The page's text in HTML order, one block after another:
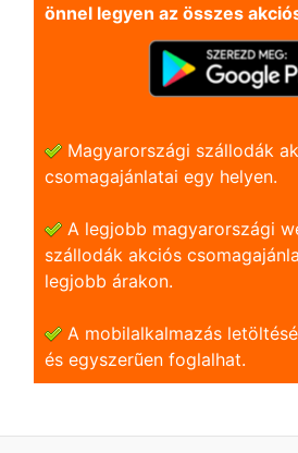
önnel legyen az összes
Magyarországi szállodák
csomagajánlatai egy helyen.
A legjobb magyarországi
szállodák akciós
legjobb árakon.
A mobilalkalmazás
és egyszerũen foglalhat.